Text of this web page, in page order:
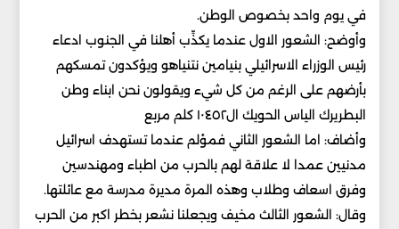
في يوم واحد بخصوص الوطن.
وأوضح: الشعور الاول عندما يكذِّب أهلنا في الجنوب ادعاء
رئيس الوزراء الاسرائيلي بنيامين نتنياهو ويؤكدون تمسكهم
بأرضهم على الرغم من كل شيء ويقولون نحن ابناء وطن
البطريرك الياس الحويك ال١٠٤٥٢ كلم مربع
وأضاف: اما الشعور الثاني فمؤلم عندما تستهدف اسرائيل
مدنيين عمدا لا علاقة لهم بالحرب من اطباء ومهندسين
وفرق اسعاف وطلاب وهذه المرة مديرة مدرسة مع عائلتها.
وقال: الشعور الثالث مخيف ويجعلنا نشعر بخطر اكبر من الحرب